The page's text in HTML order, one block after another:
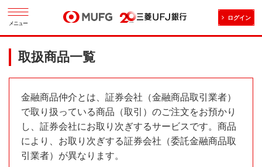
メニュー
ログイン
取扱商品一覧
金融商品仲介とは、証券会社（金融商品取引業者）
で取り扱っている商品（取引）のご注文をお預かり
し、証券会社にお取り次ぎするサービスです。商品
により、お取り次ぎする証券会社（委託金融商品取
引業者）が異なります。